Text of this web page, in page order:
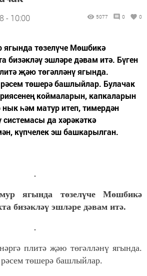
- 10:00 5077 0 0
төзелүче Мөшбикә
бизәкләү эшләре дәвам итә. Бүген
җәю төгәлләнү ягында.
төшерә башлыйлар. Булачак
коймаларын, капкаларын
нык һәм матур итеп, тимердән
да хәрәкәткә
күпчелек эш башкарылган.
ягында төзелүче Мөшбикә
бизәкләү эшләре дәвам итә.
плитә җәю төгәлләнү ягында.
төшерә башлыйлар.